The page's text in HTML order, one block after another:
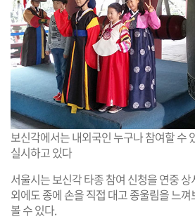
보신각에서는 내외국인 누구나 참여할 수
실시하고 있다
서울시는 보신각 타종 참여 신청을 연중
외에도 종에 손을 직접 대고 종울림을 느
볼 수 있다.